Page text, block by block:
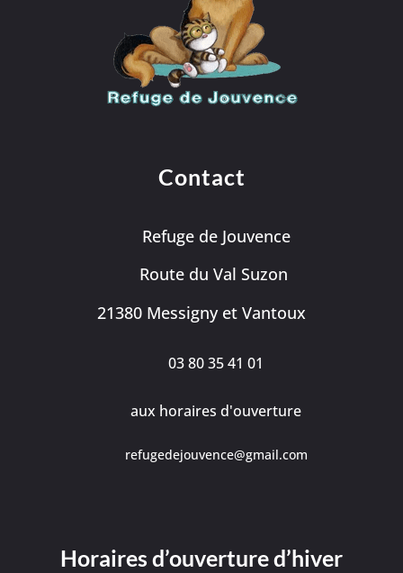
Contact
Refuge de Jouvence
Route du Val Suzon
21380 Messigny et Vantoux
03 80 35 41 01
aux horaires d'ouverture
refugedejouvence@gmail.com
Horaires d’ouverture d’hiver